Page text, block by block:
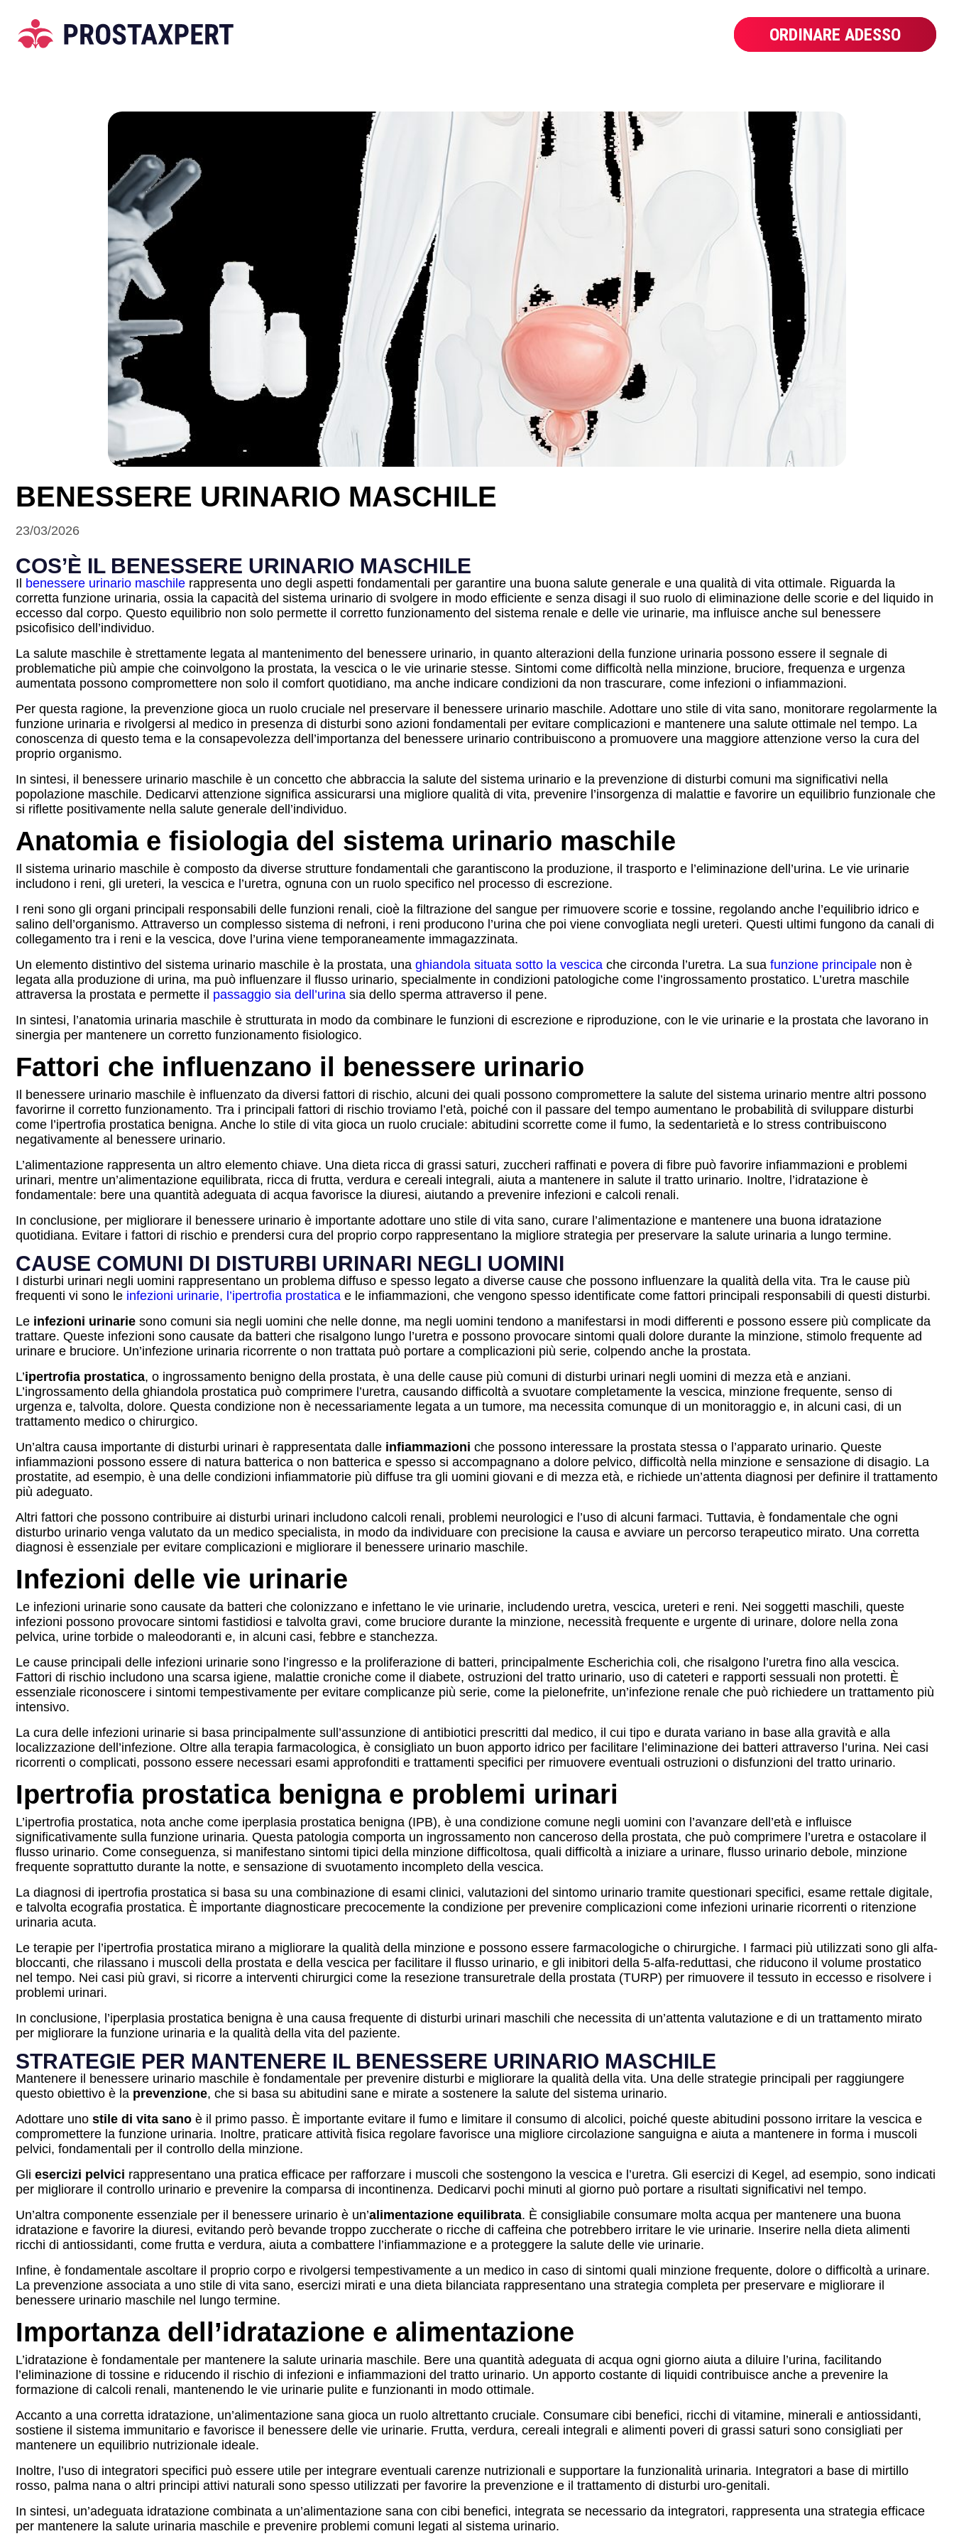
ORDINARE ADESSO
BENESSERE URINARIO MASCHILE
23/03/2026
COS’È IL BENESSERE URINARIO MASCHILE
Il benessere urinario maschile rappresenta uno degli aspetti fondamentali per garantire una buona salute generale e una qualità di vita ottimale. Riguarda la
corretta funzione urinaria, ossia la capacità del sistema urinario di svolgere in modo efficiente e senza disagi il suo ruolo di eliminazione delle scorie e del liquido in
eccesso dal corpo. Questo equilibrio non solo permette il corretto funzionamento del sistema renale e delle vie urinarie, ma influisce anche sul benessere
psicofisico dell’individuo.
La salute maschile è strettamente legata al mantenimento del benessere urinario, in quanto alterazioni della funzione urinaria possono essere il segnale di
problematiche più ampie che coinvolgono la prostata, la vescica o le vie urinarie stesse. Sintomi come difficoltà nella minzione, bruciore, frequenza e urgenza
aumentata possono compromettere non solo il comfort quotidiano, ma anche indicare condizioni da non trascurare, come infezioni o infiammazioni.
Per questa ragione, la prevenzione gioca un ruolo cruciale nel preservare il benessere urinario maschile. Adottare uno stile di vita sano, monitorare regolarmente la
funzione urinaria e rivolgersi al medico in presenza di disturbi sono azioni fondamentali per evitare complicazioni e mantenere una salute ottimale nel tempo. La
conoscenza di questo tema e la consapevolezza dell’importanza del benessere urinario contribuiscono a promuovere una maggiore attenzione verso la cura del
proprio organismo.
In sintesi, il benessere urinario maschile è un concetto che abbraccia la salute del sistema urinario e la prevenzione di disturbi comuni ma significativi nella
popolazione maschile. Dedicarvi attenzione significa assicurarsi una migliore qualità di vita, prevenire l’insorgenza di malattie e favorire un equilibrio funzionale che
si riflette positivamente nella salute generale dell’individuo.
Anatomia e fisiologia del sistema urinario maschile
Il sistema urinario maschile è composto da diverse strutture fondamentali che garantiscono la produzione, il trasporto e l’eliminazione dell’urina. Le vie urinarie
includono i reni, gli ureteri, la vescica e l’uretra, ognuna con un ruolo specifico nel processo di escrezione.
I reni sono gli organi principali responsabili delle funzioni renali, cioè la filtrazione del sangue per rimuovere scorie e tossine, regolando anche l’equilibrio idrico e
salino dell’organismo. Attraverso un complesso sistema di nefroni, i reni producono l’urina che poi viene convogliata negli ureteri. Questi ultimi fungono da canali di
collegamento tra i reni e la vescica, dove l’urina viene temporaneamente immagazzinata.
Un elemento distintivo del sistema urinario maschile è la prostata, una ghiandola situata sotto la vescica che circonda l’uretra. La sua funzione principale non è
legata alla produzione di urina, ma può influenzare il flusso urinario, specialmente in condizioni patologiche come l’ingrossamento prostatico. L’uretra maschile
attraversa la prostata e permette il passaggio sia dell’urina sia dello sperma attraverso il pene.
In sintesi, l’anatomia urinaria maschile è strutturata in modo da combinare le funzioni di escrezione e riproduzione, con le vie urinarie e la prostata che lavorano in
sinergia per mantenere un corretto funzionamento fisiologico.
Fattori che influenzano il benessere urinario
Il benessere urinario maschile è influenzato da diversi fattori di rischio, alcuni dei quali possono compromettere la salute del sistema urinario mentre altri possono
favorirne il corretto funzionamento. Tra i principali fattori di rischio troviamo l’età, poiché con il passare del tempo aumentano le probabilità di sviluppare disturbi
come l’ipertrofia prostatica benigna. Anche lo stile di vita gioca un ruolo cruciale: abitudini scorrette come il fumo, la sedentarietà e lo stress contribuiscono
negativamente al benessere urinario.
L’alimentazione rappresenta un altro elemento chiave. Una dieta ricca di grassi saturi, zuccheri raffinati e povera di fibre può favorire infiammazioni e problemi
urinari, mentre un’alimentazione equilibrata, ricca di frutta, verdura e cereali integrali, aiuta a mantenere in salute il tratto urinario. Inoltre, l’idratazione è
fondamentale: bere una quantità adeguata di acqua favorisce la diuresi, aiutando a prevenire infezioni e calcoli renali.
In conclusione, per migliorare il benessere urinario è importante adottare uno stile di vita sano, curare l’alimentazione e mantenere una buona idratazione
quotidiana. Evitare i fattori di rischio e prendersi cura del proprio corpo rappresentano la migliore strategia per preservare la salute urinaria a lungo termine.
CAUSE COMUNI DI DISTURBI URINARI NEGLI UOMINI
I disturbi urinari negli uomini rappresentano un problema diffuso e spesso legato a diverse cause che possono influenzare la qualità della vita. Tra le cause più
frequenti vi sono le infezioni urinarie, l’ipertrofia prostatica e le infiammazioni, che vengono spesso identificate come fattori principali responsabili di questi disturbi.
Le infezioni urinarie sono comuni sia negli uomini che nelle donne, ma negli uomini tendono a manifestarsi in modi differenti e possono essere più complicate da
trattare. Queste infezioni sono causate da batteri che risalgono lungo l’uretra e possono provocare sintomi quali dolore durante la minzione, stimolo frequente ad
urinare e bruciore. Un’infezione urinaria ricorrente o non trattata può portare a complicazioni più serie, colpendo anche la prostata.
L’ipertrofia prostatica, o ingrossamento benigno della prostata, è una delle cause più comuni di disturbi urinari negli uomini di mezza età e anziani.
L’ingrossamento della ghiandola prostatica può comprimere l’uretra, causando difficoltà a svuotare completamente la vescica, minzione frequente, senso di
urgenza e, talvolta, dolore. Questa condizione non è necessariamente legata a un tumore, ma necessita comunque di un monitoraggio e, in alcuni casi, di un
trattamento medico o chirurgico.
Un’altra causa importante di disturbi urinari è rappresentata dalle infiammazioni che possono interessare la prostata stessa o l’apparato urinario. Queste
infiammazioni possono essere di natura batterica o non batterica e spesso si accompagnano a dolore pelvico, difficoltà nella minzione e sensazione di disagio. La
prostatite, ad esempio, è una delle condizioni infiammatorie più diffuse tra gli uomini giovani e di mezza età, e richiede un’attenta diagnosi per definire il trattamento
più adeguato.
Altri fattori che possono contribuire ai disturbi urinari includono calcoli renali, problemi neurologici e l’uso di alcuni farmaci. Tuttavia, è fondamentale che ogni
disturbo urinario venga valutato da un medico specialista, in modo da individuare con precisione la causa e avviare un percorso terapeutico mirato. Una corretta
diagnosi è essenziale per evitare complicazioni e migliorare il benessere urinario maschile.
Infezioni delle vie urinarie
Le infezioni urinarie sono causate da batteri che colonizzano e infettano le vie urinarie, includendo uretra, vescica, ureteri e reni. Nei soggetti maschili, queste
infezioni possono provocare sintomi fastidiosi e talvolta gravi, come bruciore durante la minzione, necessità frequente e urgente di urinare, dolore nella zona
pelvica, urine torbide o maleodoranti e, in alcuni casi, febbre e stanchezza.
Le cause principali delle infezioni urinarie sono l’ingresso e la proliferazione di batteri, principalmente Escherichia coli, che risalgono l’uretra fino alla vescica.
Fattori di rischio includono una scarsa igiene, malattie croniche come il diabete, ostruzioni del tratto urinario, uso di cateteri e rapporti sessuali non protetti. È
essenziale riconoscere i sintomi tempestivamente per evitare complicanze più serie, come la pielonefrite, un’infezione renale che può richiedere un trattamento più
intensivo.
La cura delle infezioni urinarie si basa principalmente sull’assunzione di antibiotici prescritti dal medico, il cui tipo e durata variano in base alla gravità e alla
localizzazione dell’infezione. Oltre alla terapia farmacologica, è consigliato un buon apporto idrico per facilitare l’eliminazione dei batteri attraverso l’urina. Nei casi
ricorrenti o complicati, possono essere necessari esami approfonditi e trattamenti specifici per rimuovere eventuali ostruzioni o disfunzioni del tratto urinario.
Ipertrofia prostatica benigna e problemi urinari
L’ipertrofia prostatica, nota anche come iperplasia prostatica benigna (IPB), è una condizione comune negli uomini con l’avanzare dell’età e influisce
significativamente sulla funzione urinaria. Questa patologia comporta un ingrossamento non canceroso della prostata, che può comprimere l’uretra e ostacolare il
flusso urinario. Come conseguenza, si manifestano sintomi tipici della minzione difficoltosa, quali difficoltà a iniziare a urinare, flusso urinario debole, minzione
frequente soprattutto durante la notte, e sensazione di svuotamento incompleto della vescica.
La diagnosi di ipertrofia prostatica si basa su una combinazione di esami clinici, valutazioni del sintomo urinario tramite questionari specifici, esame rettale digitale,
e talvolta ecografia prostatica. È importante diagnosticare precocemente la condizione per prevenire complicazioni come infezioni urinarie ricorrenti o ritenzione
urinaria acuta.
Le terapie per l’ipertrofia prostatica mirano a migliorare la qualità della minzione e possono essere farmacologiche o chirurgiche. I farmaci più utilizzati sono gli alfa-
bloccanti, che rilassano i muscoli della prostata e della vescica per facilitare il flusso urinario, e gli inibitori della 5-alfa-reduttasi, che riducono il volume prostatico
nel tempo. Nei casi più gravi, si ricorre a interventi chirurgici come la resezione transuretrale della prostata (TURP) per rimuovere il tessuto in eccesso e risolvere i
problemi urinari.
In conclusione, l’iperplasia prostatica benigna è una causa frequente di disturbi urinari maschili che necessita di un’attenta valutazione e di un trattamento mirato
per migliorare la funzione urinaria e la qualità della vita del paziente.
STRATEGIE PER MANTENERE IL BENESSERE URINARIO MASCHILE
Mantenere il benessere urinario maschile è fondamentale per prevenire disturbi e migliorare la qualità della vita. Una delle strategie principali per raggiungere
questo obiettivo è la prevenzione, che si basa su abitudini sane e mirate a sostenere la salute del sistema urinario.
Adottare uno stile di vita sano è il primo passo. È importante evitare il fumo e limitare il consumo di alcolici, poiché queste abitudini possono irritare la vescica e
compromettere la funzione urinaria. Inoltre, praticare attività fisica regolare favorisce una migliore circolazione sanguigna e aiuta a mantenere in forma i muscoli
pelvici, fondamentali per il controllo della minzione.
Gli esercizi pelvici rappresentano una pratica efficace per rafforzare i muscoli che sostengono la vescica e l’uretra. Gli esercizi di Kegel, ad esempio, sono indicati
per migliorare il controllo urinario e prevenire la comparsa di incontinenza. Dedicarvi pochi minuti al giorno può portare a risultati significativi nel tempo.
Un’altra componente essenziale per il benessere urinario è un’alimentazione equilibrata. È consigliabile consumare molta acqua per mantenere una buona
idratazione e favorire la diuresi, evitando però bevande troppo zuccherate o ricche di caffeina che potrebbero irritare le vie urinarie. Inserire nella dieta alimenti
ricchi di antiossidanti, come frutta e verdura, aiuta a combattere l’infiammazione e a proteggere la salute delle vie urinarie.
Infine, è fondamentale ascoltare il proprio corpo e rivolgersi tempestivamente a un medico in caso di sintomi quali minzione frequente, dolore o difficoltà a urinare.
La prevenzione associata a uno stile di vita sano, esercizi mirati e una dieta bilanciata rappresentano una strategia completa per preservare e migliorare il
benessere urinario maschile nel lungo termine.
Importanza dell’idratazione e alimentazione
L’idratazione è fondamentale per mantenere la salute urinaria maschile. Bere una quantità adeguata di acqua ogni giorno aiuta a diluire l’urina, facilitando
l’eliminazione di tossine e riducendo il rischio di infezioni e infiammazioni del tratto urinario. Un apporto costante di liquidi contribuisce anche a prevenire la
formazione di calcoli renali, mantenendo le vie urinarie pulite e funzionanti in modo ottimale.
Accanto a una corretta idratazione, un’alimentazione sana gioca un ruolo altrettanto cruciale. Consumare cibi benefici, ricchi di vitamine, minerali e antiossidanti,
sostiene il sistema immunitario e favorisce il benessere delle vie urinarie. Frutta, verdura, cereali integrali e alimenti poveri di grassi saturi sono consigliati per
mantenere un equilibrio nutrizionale ideale.
Inoltre, l’uso di integratori specifici può essere utile per integrare eventuali carenze nutrizionali e supportare la funzionalità urinaria. Integratori a base di mirtillo
rosso, palma nana o altri principi attivi naturali sono spesso utilizzati per favorire la prevenzione e il trattamento di disturbi uro-genitali.
In sintesi, un’adeguata idratazione combinata a un’alimentazione sana con cibi benefici, integrata se necessario da integratori, rappresenta una strategia efficace
per mantenere la salute urinaria maschile e prevenire problemi comuni legati al sistema urinario.